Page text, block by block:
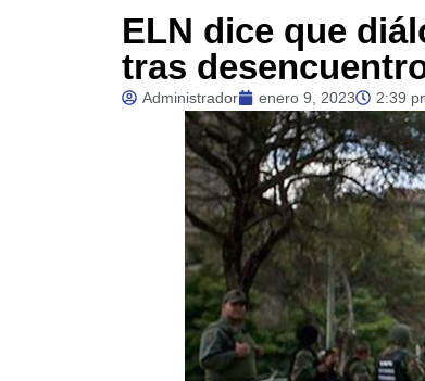
ELN dice que
tras
Administrador enero 9, 2023 2:39